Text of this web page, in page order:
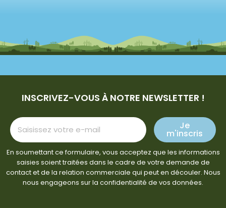
INSCRIVEZ-VOUS À NOTRE NEWSLETTER !
Je
m'inscris
En soumettant ce formulaire, vous acceptez que les informations
saisies soient traitées dans le cadre de votre demande de
contact et de la relation commerciale qui peut en découler. Nous
nous engageons sur la confidentialité de vos données.